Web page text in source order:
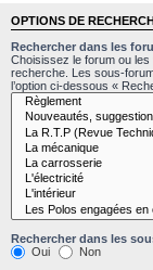
OPTIONS DE
Rechercher dans les
Choisissez le forum ou
recherche. Les sous-
l’option ci-dessous «
Rechercher dans les
Oui
Non